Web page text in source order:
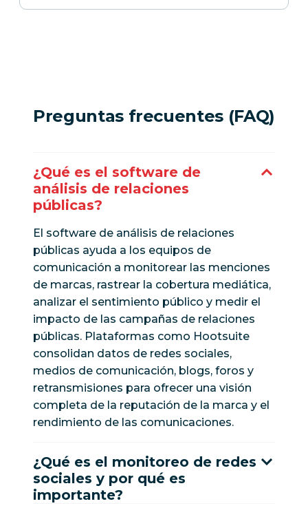
Preguntas frecuentes (FAQ)
¿Qué es el software de
análisis de relaciones
públicas?
El software de análisis de relaciones
públicas ayuda a los equipos de
comunicación a monitorear las menciones
de marcas, rastrear la cobertura mediática,
analizar el sentimiento público y medir el
impacto de las campañas de relaciones
públicas. Plataformas como Hootsuite
consolidan datos de redes sociales,
medios de comunicación, blogs, foros y
retransmisiones para ofrecer una visión
completa de la reputación de la marca y el
rendimiento de las comunicaciones.
¿Qué es el monitoreo de redes
sociales y por qué es
importante?